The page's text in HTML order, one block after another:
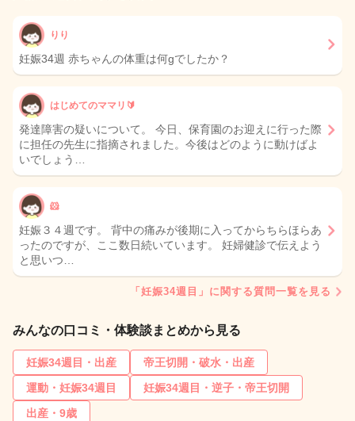
りり
妊娠34週 赤ちゃんの体重は何gでしたか？
はじめてのママリ🔰
発達障害の疑いについて。 今日、保育園のお迎えに行った際
に担任の先生に指摘されました。今後はどのように動けばよ
いでしょう…
🐹
妊娠３４週です。 背中の痛みが後期に入ってからちらほらあ
ったのですが、ここ数日続いています。 妊婦健診で伝えよう
と思いつ…
「妊娠34週目」に関する質問一覧を見る
みんなの口コミ・体験談まとめから見る
妊娠34週目・出産
帝王切開・破水・出産
運動・妊娠34週目
妊娠34週目・逆子・帝王切開
出産・9歳